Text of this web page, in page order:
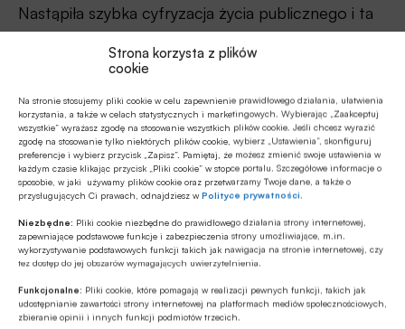
Strona korzysta z plików
cookie
Na stronie stosujemy pliki cookie w celu zapewnienie prawidłowego działania, ułatwienia
korzystania, a także w celach statystycznych i marketingowych. Wybierając „Zaakceptuj
wszystkie” wyrażasz zgodę na stosowanie wszystkich plików cookie. Jeśli chcesz wyrazić
zgodę na stosowanie tylko niektórych plików cookie, wybierz „Ustawienia”, skonfiguruj
preferencje i wybierz przycisk „Zapisz”. Pamiętaj, że możesz zmienić swoje ustawienia w
każdym czasie klikając przycisk „Pliki cookie” w stopce portalu. Szczegółowe informacje o
sposobie, w jaki używamy plików cookie oraz przetwarzamy Twoje dane, a także o
przysługujących Ci prawach, odnajdziesz wPolityce prywatności.
Niezbędne: Pliki cookie niezbędne do prawidłowego działania strony internetowej,
zapewniające podstawowe funkcje i zabezpieczenia strony umożliwiające, m.in.
wykorzystywanie podstawowych funkcji takich jak nawigacja na stronie internetowej, czy
tez dostęp do jej obszarów wymagających uwierzytelnienia.
Funkcjonalne: Pliki cookie, które pomagają w realizacji pewnych funkcji, takich jak
udostępnianie zawartości strony internetowej na platformach mediów społecznościowych,
zbieranie opinii i innych funkcji podmiotów trzecich.
Nastąpiła szybka cyfryzacja życia publicznego i ta
zmiana zostanie z nami na dłużej. To wszystko
przekłada się na płatności bezgotówkowe.
Cyfryzację i obrót bezgotówkowy wspierają
regulacje, ale nie zapomina się przy tym o
gotówce, bo klient powinien mieć wybór.
W 2020 r. przekroczono też kilka barier
psychologicznych związanych z obrotem
bezgotówkowym. Liczba terminali płatniczych w
Polsce przekroczyła jeden milion, ale potrzebny
jest kolejny, żeby klient zawsze i wszędzie mógł
płacić bezgotówkowo. Również płatności